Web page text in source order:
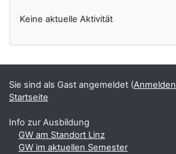
Keine aktuelle Aktivität
Sie sind als Gast angemeldet (Anmelden
Startseite
Info zur Ausbildung
GW am Standort Linz
GW im aktuellen Semester